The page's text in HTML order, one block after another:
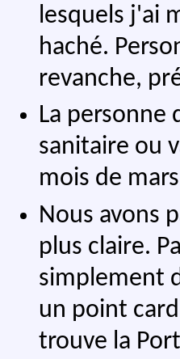
lesquels j'ai
haché.
revanche,
La personne
sanitaire ou
mois de
Nous avons
plus claire.
simplement
un point
trouve la